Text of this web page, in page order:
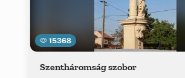
15368
Szentháromság szobor